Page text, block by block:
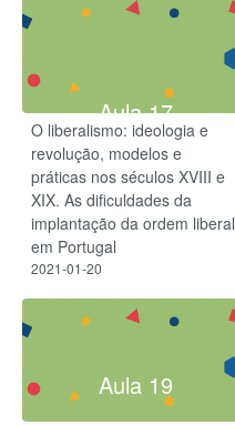
Aula 17
O liberalismo: ideologia e
revolução, modelos e
práticas nos séculos XVIII e
XIX. As dificuldades da
implantação da ordem liberal
em Portugal
2021-01-20
Aula 19